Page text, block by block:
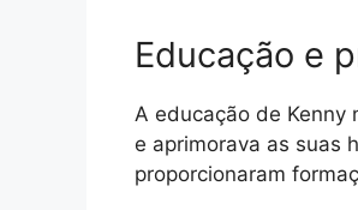
Educação e
A educação de Kenny
e aprimorava as suas
proporcionaram